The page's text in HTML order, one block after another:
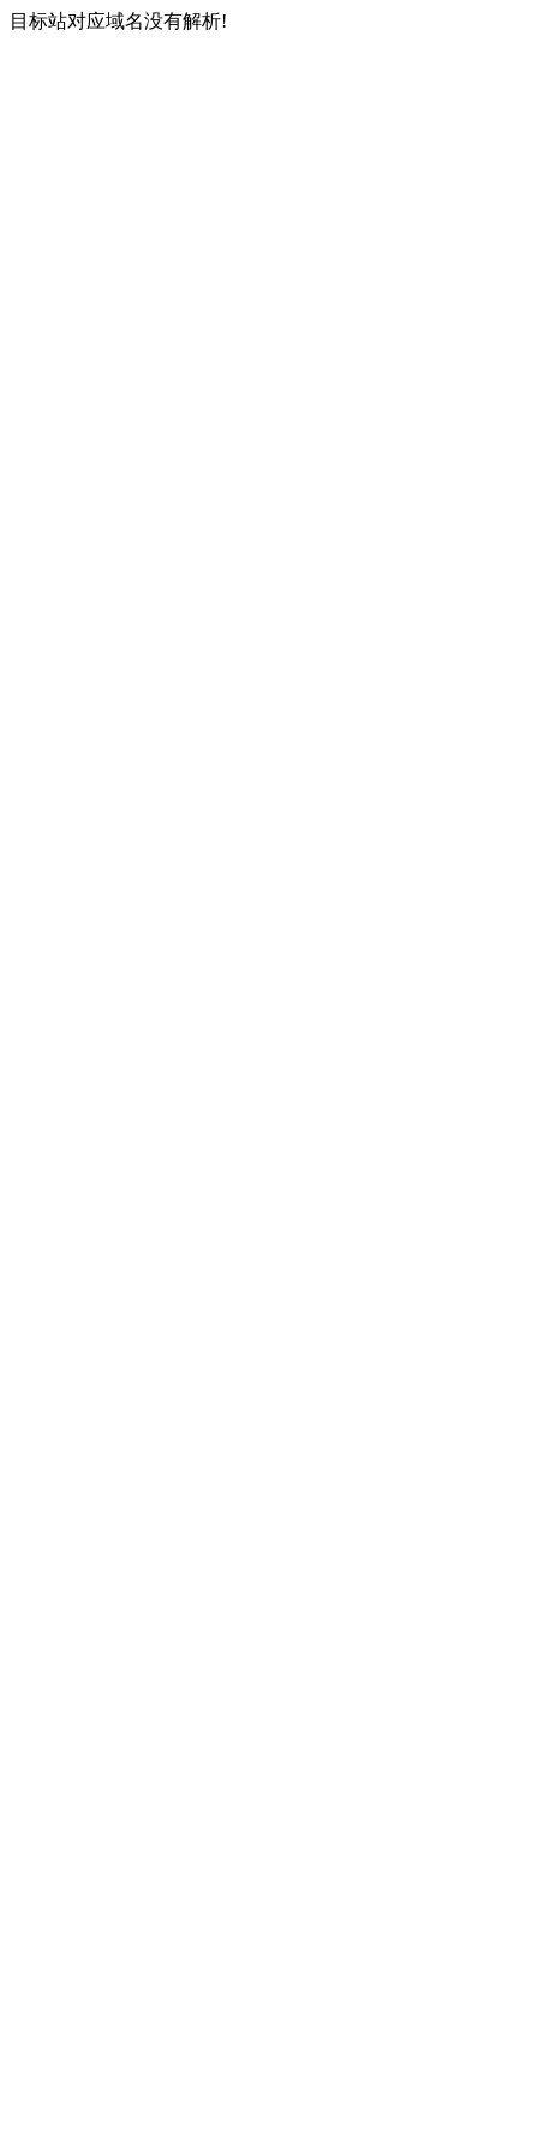
目标站对应域名没有解析!